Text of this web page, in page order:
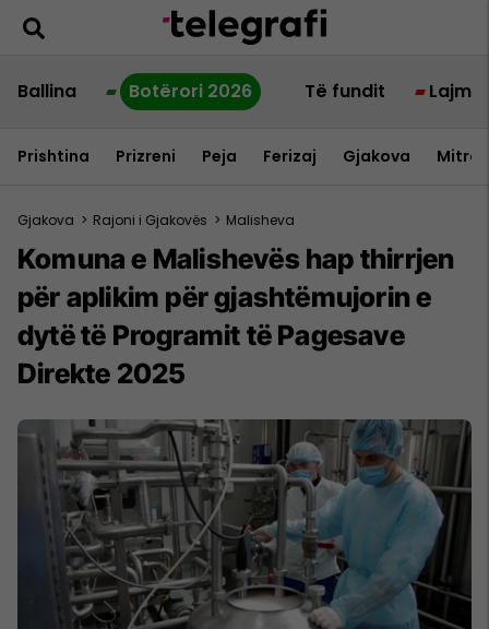
Ballina Botërori 2026 Të fundit Lajme
Prishtina Prizreni Peja Ferizaj Gjakova
Gjakova > Rajoni i Gjakovës > Malisheva
Komuna e Malishevës hap thirrjen
për aplikim për gjashtëmujorin e
dytë të Programit të Pagesave
Direkte 2025